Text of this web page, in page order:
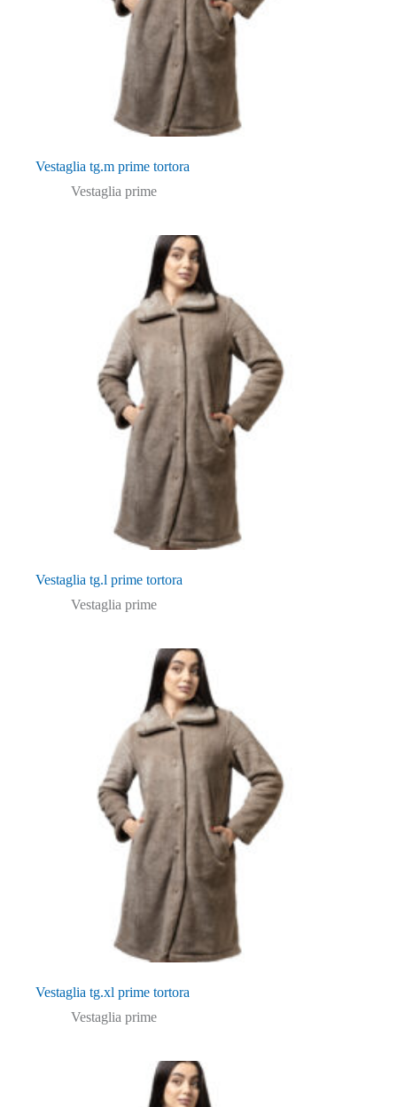
Vestaglia tg.m prime tortora
Vestaglia prime
Vestaglia tg.l prime tortora
Vestaglia prime
Vestaglia tg.xl prime tortora
Vestaglia prime